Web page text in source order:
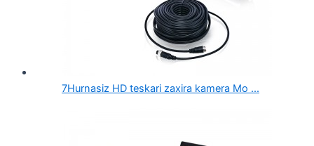
7Hurnasiz HD teskari zaxira kamera Mo ...